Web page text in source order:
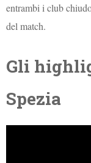
entrambi i club
del match.
Gli
Spezia